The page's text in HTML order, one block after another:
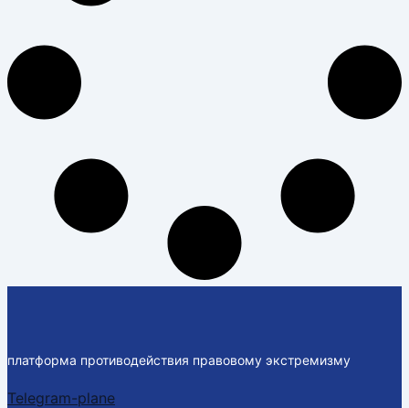
платформа противодействия правовому экстремизму
Telegram-plane